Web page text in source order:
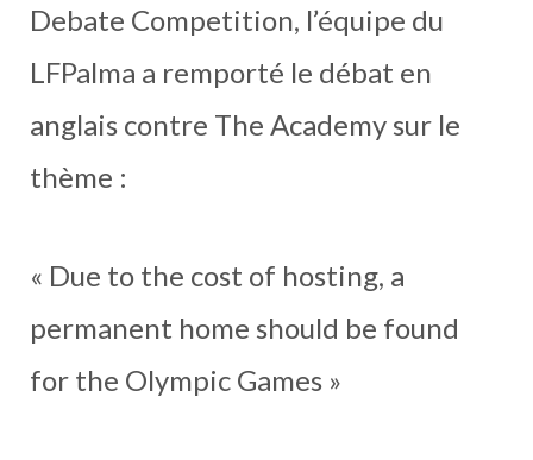
Debate Competition, l’équipe du
LFPalma a remporté le débat en
anglais contre The Academy sur le
thème :
« Due to the cost of hosting, a
permanent home should be found
for the Olympic Games »